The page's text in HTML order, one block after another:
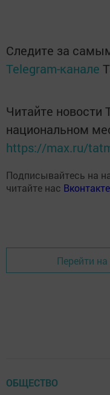
Следите за
Telegram-канале
Читайте новости
национальном
https://max.ru/
Подписывайтесь на
читайте нас Вконтакте
Перейти
ОБЩЕСТВО